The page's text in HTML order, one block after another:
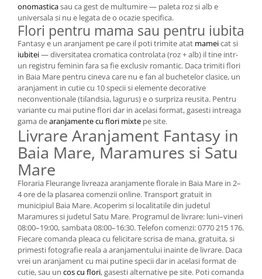
onomasticasau ca gest de multumire — paleta roz si alb e
universala si nu e legata de o ocazie specifica.
Flori pentru mama sau pentru iubita
Fantasy e un aranjament pe care il poti trimite atat mameicat si
iubitei— diversitatea cromatica controlata (roz + alb) il tine intr-
un registru feminin fara sa fie exclusiv romantic. Daca trimiti flori
in Baia Mare pentru cineva care nu e fan al buchetelor clasice, un
aranjament in cutie cu 10 specii si elemente decorative
neconventionale (tilandsia, lagurus) e o surpriza reusita. Pentru
variante cu mai putine flori dar in acelasi format, gasesti intreaga
gama dearanjamente cu flori mixte pe site.
Livrare Aranjament Fantasy in
Baia Mare, Maramures si Satu
Mare
Floraria Fleurange livreaza aranjamente florale in Baia Mare in 2–
4 ore de la plasarea comenzii online. Transport gratuit in
municipiul Baia Mare. Acoperim si localitatile din judetul
Maramures si judetul Satu Mare. Programul de livrare: luni–vineri
08:00–19:00, sambata 08:00–16:30. Telefon comenzi: 0770 215 176.
Fiecare comanda pleaca cu felicitare scrisa de mana, gratuita, si
primesti fotografie reala a aranjamentului inainte de livrare. Daca
vrei un aranjament cu mai putine specii dar in acelasi format de
cutie, sau un cos cu flori, gasesti alternative pe site. Poti comanda